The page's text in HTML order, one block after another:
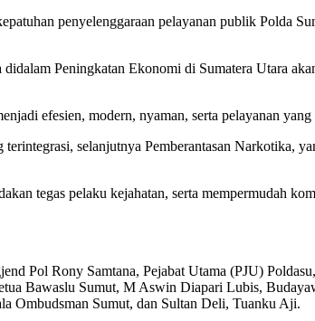
penyelenggaraan pelayanan publik Polda
Peningkatan Ekonomi di Sumatera Utara
efesien, modern, nyaman, serta pelayanan
selanjutnya Pemberantasan Narkotika,
tegas pelaku kejahatan, serta mempermudah
Pol Rony Samtana, Pejabat Utama (PJU)
Bawaslu Sumut, M Aswin Diapari Lubis,
Ombudsman Sumut, dan Sultan Deli, Tuanku Aji.